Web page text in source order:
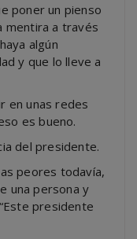
poner un pienso
mentira a través
algún
y que lo lleve a
en unas redes
es bueno.
del presidente.
peores todavía,
una persona y
presidente